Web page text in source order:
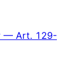
— Art. 129-